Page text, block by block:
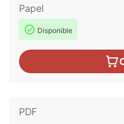
Papel
Disponible
PDF